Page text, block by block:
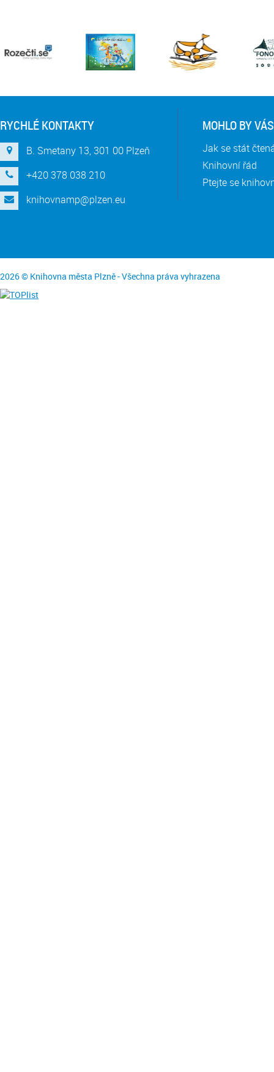
RYCHLÉ KONTAKTY
B. Smetany 13, 301 00 Plzeň
+420 378 038 210
knihovnamp@plzen.eu
MOHLO BY
Jak se stát
Knihovní řád
Ptejte se
2026 © Knihovna města Plzně - Všechna práva vyhrazena